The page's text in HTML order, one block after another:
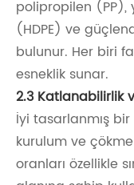
polipropilen (PP),
(HDPE) ve
bulunur. Her biri
esneklik sunar.
2.3 Katlanabilirlik
İyi tasarlanmış bir
kurulum ve
oranları özellikle